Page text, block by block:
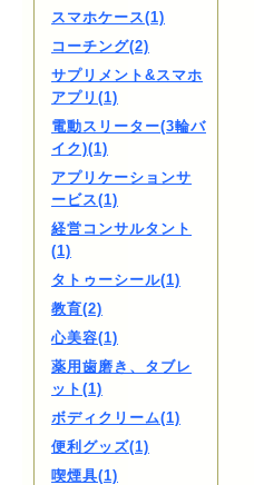
スマホケース(1)
コーチング(2)
サプリメント&スマホ
アプリ(1)
電動スリーター(3輪バ
イク)(1)
アプリケーションサ
ービス(1)
経営コンサルタント
(1)
タトゥーシール(1)
教育(2)
心美容(1)
薬用歯磨き、タブレ
ット(1)
ボディクリーム(1)
便利グッズ(1)
喫煙具(1)